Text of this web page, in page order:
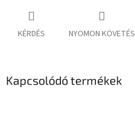
KÉRDÉS NYOMON KÖVETÉS
Kapcsolódó termékek